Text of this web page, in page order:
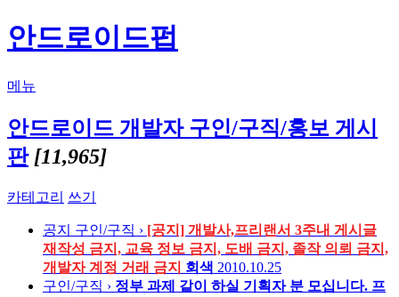
안드로이드펍
메뉴
안드로이드 개발자 구인/구직/홍보 게시
판 [11,965]
카테고리 쓰기
공지 구인/구직 › [공지] 개발사,프리랜서 3주내 게시글
재작성 금지, 교육 정보 금지, 도배 금지, 졸작 의뢰 금지,
개발자 계정 거래 금지 회색 2010.10.25
구인/구직 › 정부 과제 같이 하실 기획자 분 모십니다. 프